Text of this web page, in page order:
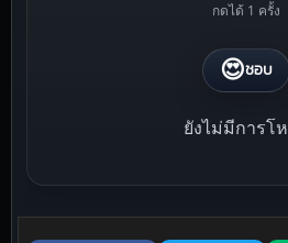
กดได้ 1 ครั้ง
😍ชอบ
ยังไม่มีการโ